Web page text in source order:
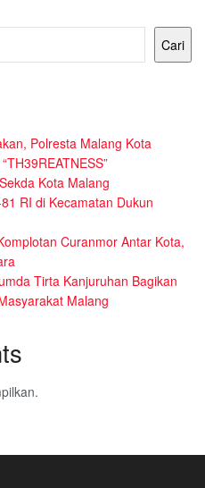
Cari
Polresta Malang Kota
Kota Malang
RI di Kecamatan Dukun
Curanmor Antar Kota,
Tirta Kanjuruhan Bagikan
Malang